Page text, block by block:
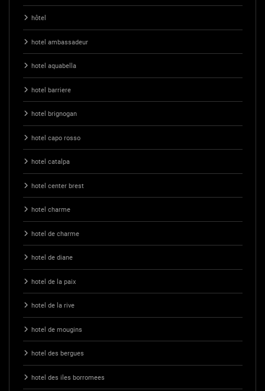
hôtel
hotel ambassadeur
hotel aquabella
hotel barriere
hotel brignogan
hotel capo rosso
hotel catalpa
hotel center brest
hotel charme
hotel de charme
hotel de diane
hotel de la paix
hotel de la rive
hotel de mougins
hotel des bergues
hotel des iles borromees